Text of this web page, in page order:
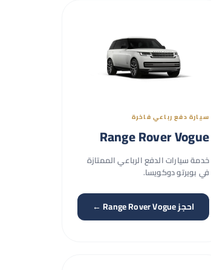
سيارة دفع رباعي فاخرة
Range Rover Vogue
خدمة سيارات الدفع الرباعي الممتازة
في بويرتو دوكويسا.
احجز Range Rover Vogue ←